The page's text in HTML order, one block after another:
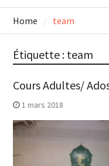
Home team
Étiquette : team
Cours Adultes/
1 mars 2018